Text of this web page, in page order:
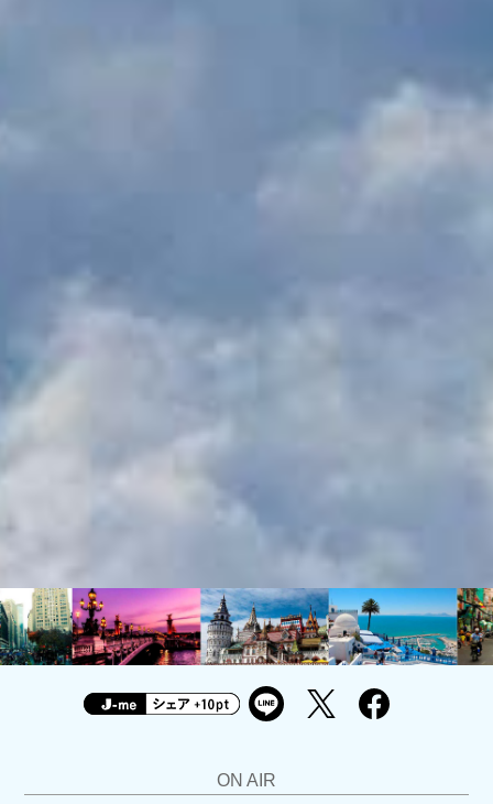
ON AIR